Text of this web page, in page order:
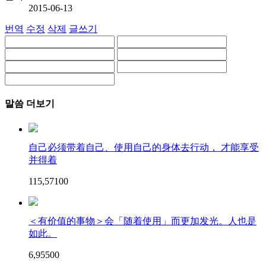
2015-06-13
번역 수정 삭제 글쓰기
말씀 더보기
自己必须带着自己、使用自己的身体去行动， 才能享受
并得着
115,57100
＜有价值的事物＞会「随着使用」而更加发光。人也是
如此。
6,95500